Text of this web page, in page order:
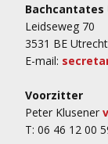
Leidseweg 70
3531 BE Utrecht
E-mail:
Voorzitter
Peter Klusener
T: 06 46 12 00